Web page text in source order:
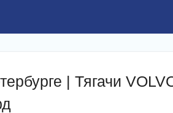
| Тягачи